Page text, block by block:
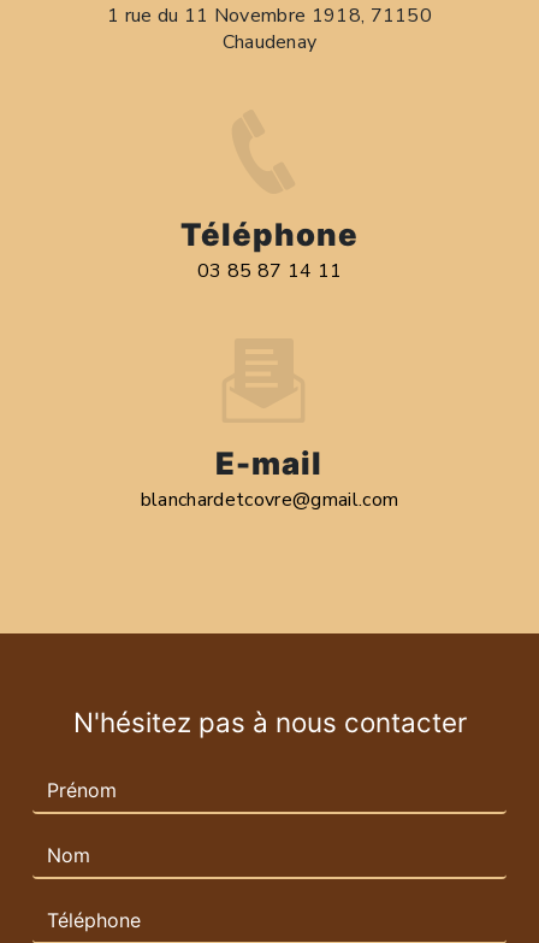
1 rue du 11 Novembre 1918, 71150
Chaudenay
Téléphone
03 85 87 14 11
E-mail
blanchardetcovre@gmail.com
N'hésitez pas à nous contacter